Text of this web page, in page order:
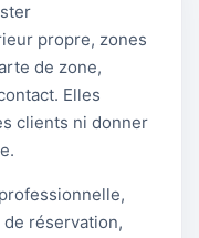
propre, zones
de zone,
Elles
clients ni donner
réservation,